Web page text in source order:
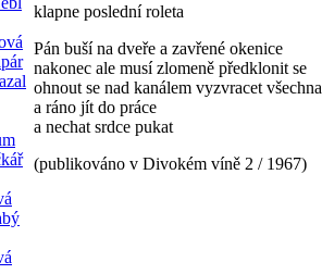
klapne poslední roleta
Pán buší na dveře a zavřené okenice
nakonec ale musí zlomeně předklonit se
ohnout se nad kanálem vyzvracet
a ráno jít do práce
a nechat srdce pukat
(publikováno v Divokém víně 2 / 1967)